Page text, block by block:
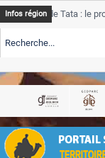
Infos région
de Tata : le programme
TSGJB Tourisme :
TSGJB Tourisme au